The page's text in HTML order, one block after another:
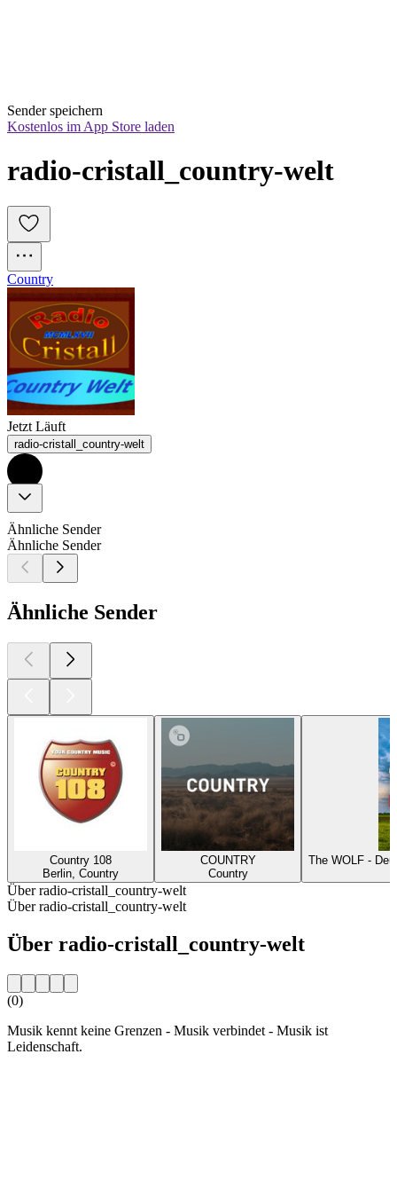
Sender speichern
Kostenlos im App Store laden
radio-cristall_country-welt
Country
Jetzt Läuft
radio-cristall_country-welt
Ähnliche Sender
Ähnliche Sender
Ähnliche Sender
Country 108
Berlin, Country
COUNTRY
Country
The WOLF -
Über radio-cristall_country-welt
Über radio-cristall_country-welt
Über radio-cristall_country-welt
(0)
Musik kennt keine Grenzen - Musik verbindet - Musik ist
Leidenschaft.